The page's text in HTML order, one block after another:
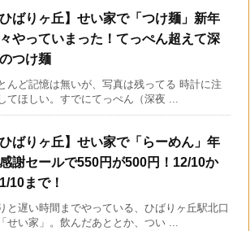
ひばりヶ丘】せい家で「つけ麺」新年
やっていまった！てっぺん超えて深
つけ麺
んど記憶は無いが、写真は残ってる 時計に注
てほしい。すでにてっぺん（深夜 ...
ひばりヶ丘】せい家で「らーめん」年
謝セールで550円が500円！12/10か
10まで！
と遅い時間までやっている、ひばりヶ丘駅北口
せい家」。飲んだあととか、つい ...